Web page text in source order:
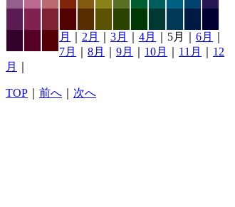
月 2月 3月 4月 ｜5月｜ 6月
7月
8月 9月 10月 11月
12
月
TOP 前へ 次へ